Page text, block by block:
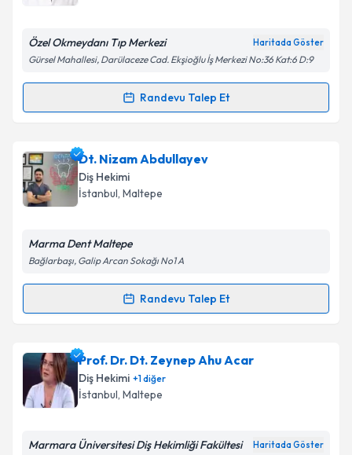
Kişisel verilerimin işlenmesine ilişkin
Metni'ni okudum ve kişisel verilerimin belirtilen
Takvim Talebini Gönder
Özel Okmeydanı Tıp Merkezi Haritada Göster
Gürsel Mahallesi, Darülaceze Cad. Ekşioğlu İş Merkezi No:36 Kat:6 D:9
Randevu Talep Et
Randevu Takvimi Talebi
Dt. Aydın Çetineriçin randevu takvimi talebi
oluşturun. Size bu uzmandan randevu almanız için bir
takvim hazırlandığında e-posta ile bilgilendireceğiz.
Kişisel verilerimin işlenmesine ilişkin
Metni'ni okudum ve kişisel verilerimin belirtilen
Takvim Talebini Gönder
Dt. Nizam Abdullayev
Diş Hekimi
İstanbul, Maltepe
Marma Dent Maltepe
Bağlarbaşı, Galip Arcan Sokağı No1 A
Randevu Talep Et
Randevu Takvimi Talebi
Dt. Nizam Abdullayeviçin randevu takvimi talebi
oluşturun. Size bu uzmandan randevu almanız için bir
takvim hazırlandığında e-posta ile bilgilendireceğiz.
Prof. Dr. Dt. Zeynep Ahu Acar
Diş Hekimi +1diğer
İstanbul, Maltepe
Marmara Üniversitesi Diş Hekimliği Fakültesi Haritada Göster